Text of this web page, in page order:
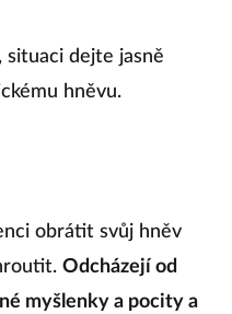
situaci dejte jasně
hněvu.
obrátit svůj hněv
Odcházejí od
myšlenky a pocity a